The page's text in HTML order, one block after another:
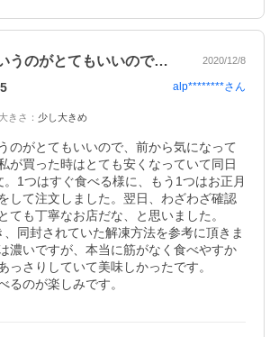
筋が少ないというのがとてもいいので、前… 2020/12/8
5 alp********さん
大きさ ： 少し大きめ
のがとてもいいので、前から気になって
が買った時はとても安くなっていて同日
。1つはすぐ食べる様に、もう1つはお正月
して注文しました。翌日、わざわざ確認
ても丁寧なお店だな、と思いました。
同封されていた解凍方法を参考に頂きま
濃いですが、本当に筋がなく食べやすか
っさりしていて美味しかったです。
るのが楽しみです。